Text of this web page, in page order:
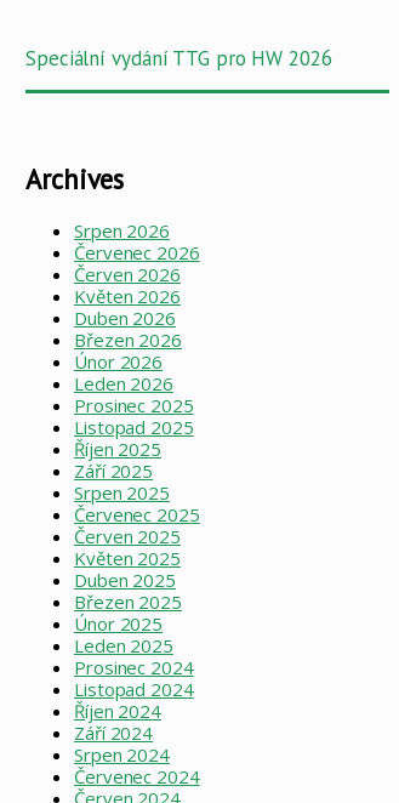
Speciální vydání TTG pro HW 2026
Archives
Srpen 2026
Červenec 2026
Červen 2026
Květen 2026
Duben 2026
Březen 2026
Únor 2026
Leden 2026
Prosinec 2025
Listopad 2025
Říjen 2025
Září 2025
Srpen 2025
Červenec 2025
Červen 2025
Květen 2025
Duben 2025
Březen 2025
Únor 2025
Leden 2025
Prosinec 2024
Listopad 2024
Říjen 2024
Září 2024
Srpen 2024
Červenec 2024
Červen 2024